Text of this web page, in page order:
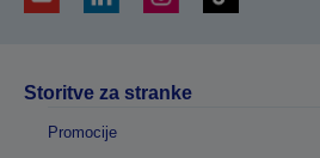
Storitve za stranke
Promocije